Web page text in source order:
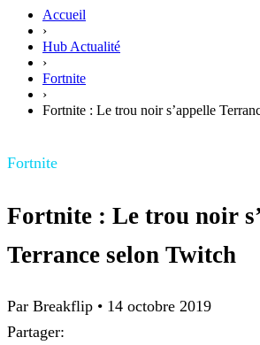
Accueil
›
Hub Actualité
›
Fortnite
›
Fortnite : Le trou noir s’appelle
Fortnite
Fortnite : Le trou noir
Terrance selon Twitch
Par Breakflip • 14 octobre 2019
Partager: